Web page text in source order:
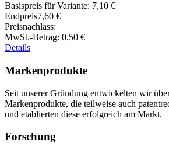
Basispreis für Variante: 7,10 €
Endpreis7,60 €
Preisnachlass:
MwSt.-Betrag: 0,50 €
Details
Markenprodukte
Seit unserer Gründung entwickelten wir
Markenprodukte, die teilweise auch
und etablierten diese erfolgreich am Markt.
Forschung